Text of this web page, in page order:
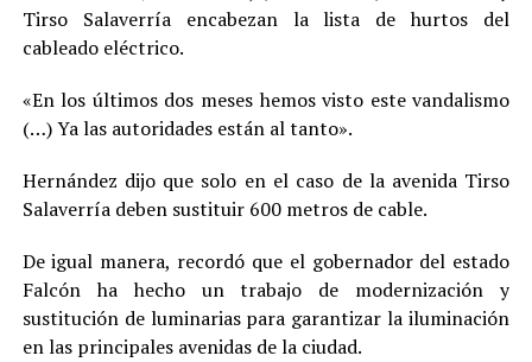
Tirso Salaverría encabezan la lista de hurtos del
cableado eléctrico.
«En los últimos dos meses hemos visto este vandalismo
(…) Ya las autoridades están al tanto».
Hernández dijo que solo en el caso de la avenida Tirso
Salaverría deben sustituir 600 metros de cable.
De igual manera, recordó que el gobernador del estado
Falcón ha hecho un trabajo de modernización y
sustitución de luminarias para garantizar la iluminación
en las principales avenidas de la ciudad.